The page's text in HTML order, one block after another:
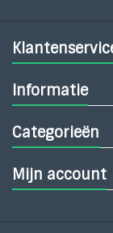
Informatie
Categorieën
Mijn account